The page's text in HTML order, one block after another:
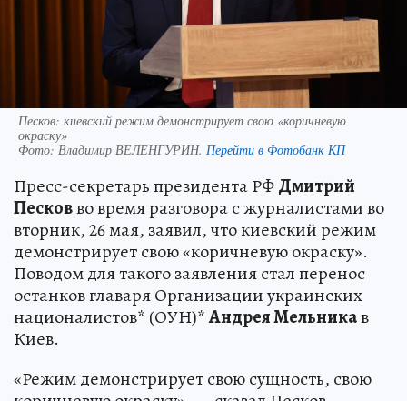
Песков: киевский режим демонстрирует свою «коричневую
окраску»
Фото: Владимир ВЕЛЕНГУРИН. Перейти в Фотобанк КП
Пресс-секретарь президента РФДмитрий
Песковво время разговора с журналистами во
вторник, 26 мая, заявил, что киевский режим
демонстрирует свою «коричневую окраску».
Поводом для такого заявления стал перенос
останков главаря Организации украинских
националистов* (ОУН)*Андрея Мельникав
Киев.
«Режим демонстрирует свою сущность, свою